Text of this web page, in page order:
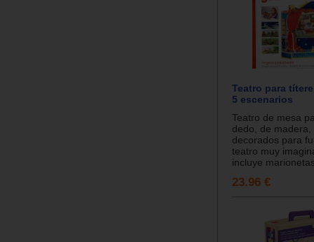
Teatro para
5 escenarios
Teatro de mesa
dedo, de madera,
decorados para
teatro muy
incluye
23.96 €